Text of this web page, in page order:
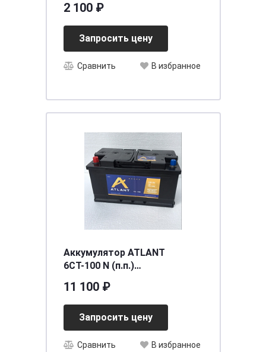
[д150ш87в94/100]
2 100 ₽
Запросить цену
Сравнить В избранное
Аккумулятор ATLANT
6СТ-100 N (п.п.)
11 100 ₽
Запросить цену
Сравнить В избранное